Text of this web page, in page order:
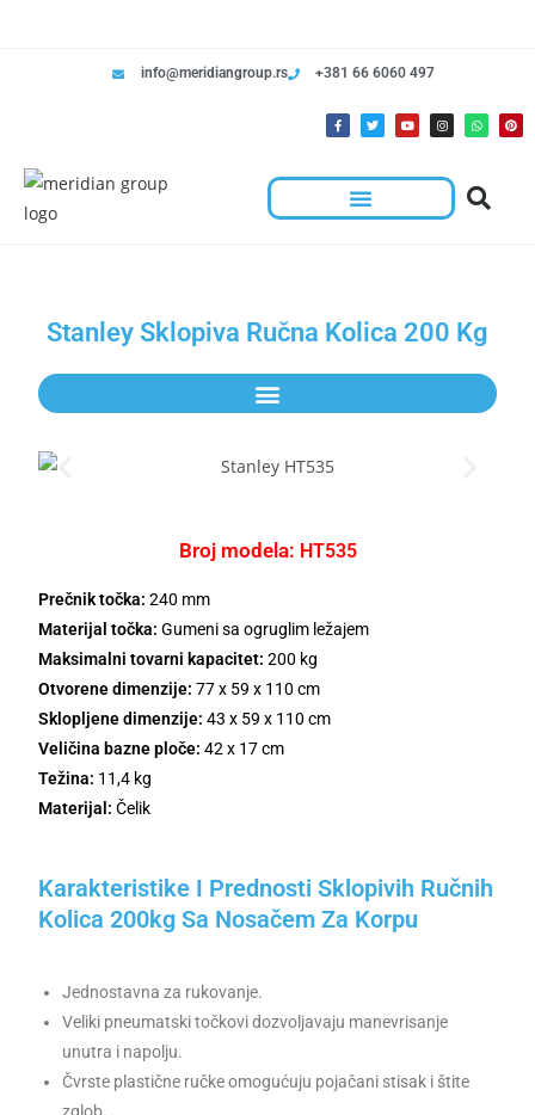
info@meridiangroup.rs +381 66 6060 497
Stanley Sklopiva Ručna Kolica 200 Kg
Broj modela: HT535
Prečnik točka: 240 mm
Materijal točka: Gumeni sa ogruglim ležajem
Maksimalni tovarni kapacitet: 200 kg
Otvorene dimenzije: 77 x 59 x 110 cm
Sklopljene dimenzije: 43 x 59 x 110 cm
Veličina bazne ploče: 42 x 17 cm
Težina: 11,4 kg
Materijal: Čelik
Karakteristike I Prednosti Sklopivih Ručnih
Kolica 200kg Sa Nosačem Za Korpu
Jednostavna za rukovanje.
Veliki pneumatski točkovi dozvoljavaju manevrisanje
unutra i napolju.
Čvrste plastične ručke omogućuju pojačani stisak i štite